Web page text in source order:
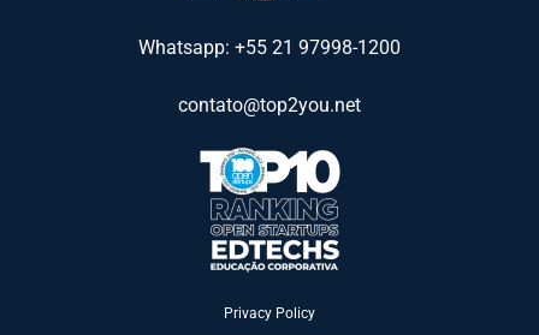
Whatsapp: +55 21 97998-1200
contato@top2you.net
Privacy Policy